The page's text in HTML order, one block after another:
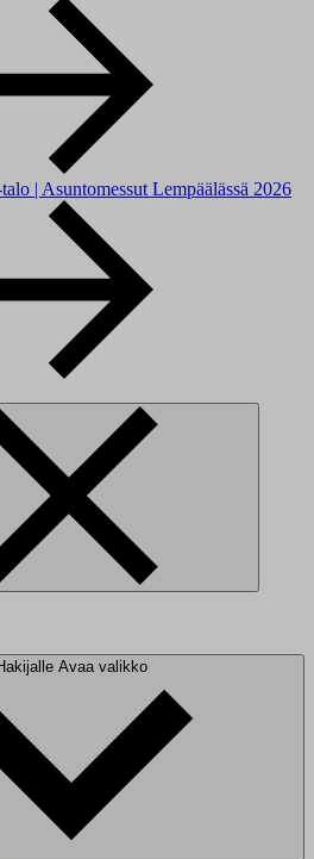
| Asuntomessut Lempäälässä 2026
Avaa valikko